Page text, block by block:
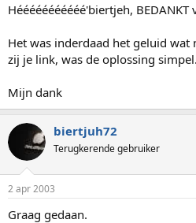
Hééééééééééé'biertjeh,
Het was inderdaad het geluid
zij je link, was de oplossing simpel.
Mijn dank
biertjuh72
Terugkerende gebruiker
2 apr 2003
Graag gedaan.